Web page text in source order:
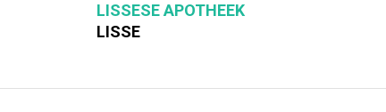
LISSESE APOTHEEK
LISSE